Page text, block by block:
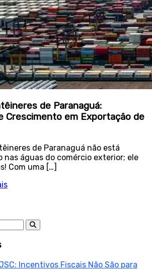
de Paranaguá:
Crescimento em Exportação de
de Paranaguá não está
nas águas do comércio exterior; ele
Com uma […]
Incentivos Fiscais Não São para